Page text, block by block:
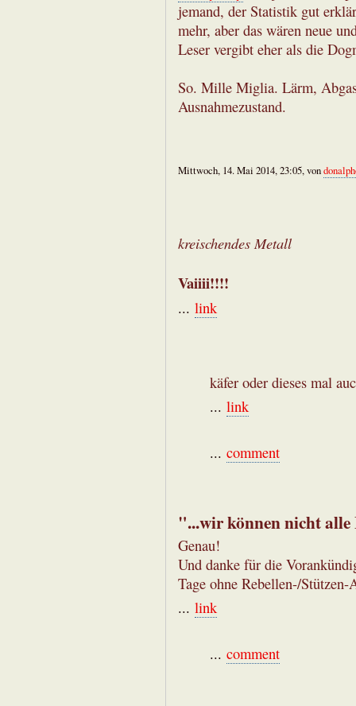
jemand, der Statistik gut
mehr, aber das wären neue
Leser vergibt eher als die
So. Mille Miglia. Lärm,
Ausnahmezustand.
Mittwoch, 14. Mai 2014, 23:05, von
kreischendes Metall
Vaiiii!!!!
... link
käfer oder dieses mal
... link
... comment
"...wir können nicht
Genau!
Und danke für die
Tage ohne Rebellen-/
... link
... comment